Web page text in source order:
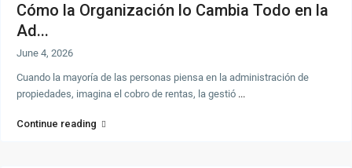
Cómo la Organización lo Cambia Todo en la
Ad...
June 4, 2026
Cuando la mayoría de las personas piensa en la administración de
propiedades, imagina el cobro de rentas, la gestió ...
Continue reading